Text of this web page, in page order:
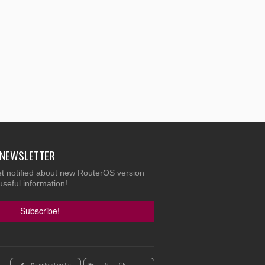
notified about new RouterOS version
information!
Subscribe!